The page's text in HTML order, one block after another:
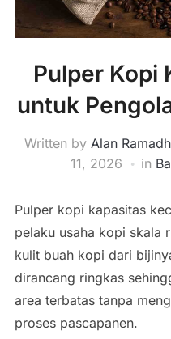
Pulper Kopi
untuk
Written by Alan
11, 2026
in
Pulper kopi kapasitas
pelaku usaha kopi skala
kulit buah kopi dari
dirancang ringkas
area terbatas tanpa
proses pascapanen.